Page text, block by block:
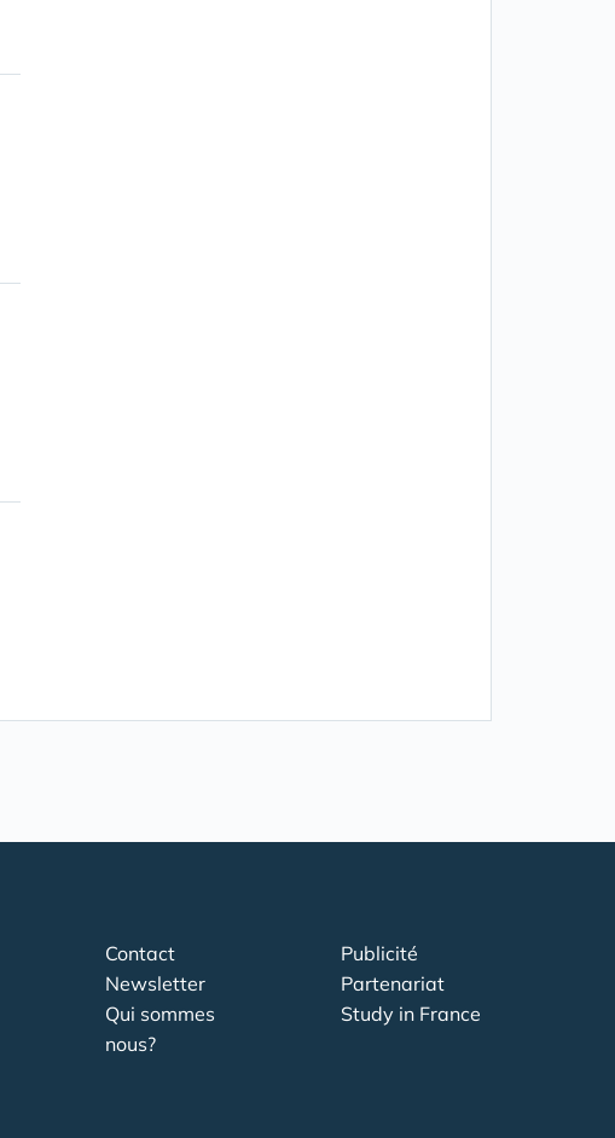
Contact
Newsletter
Qui sommes
nous?
Publicité
Partenariat
Study in France